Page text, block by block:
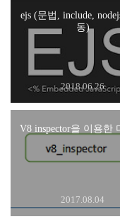
ejs (문법, include,
동)
2018.06.26
V8 inspector을 이용한
2017.08.04